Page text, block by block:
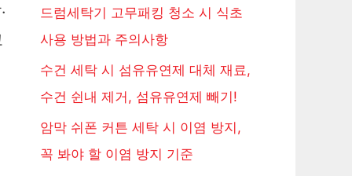
드럼세탁기 고무패킹 청소 시 식초
사용 방법과 주의사항
수건 세탁 시 섬유유연제 대체 재료,
수건 쉰내 제거, 섬유유연제 빼기!
암막 쉬폰 커튼 세탁 시 이염 방지,
꼭 봐야 할 이염 방지 기준